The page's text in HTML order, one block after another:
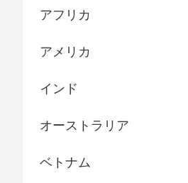
アフリカ
アメリカ
インド
オーストラリア
ベトナム